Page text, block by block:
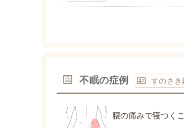
不眠の症例 すのさ
腰の痛みで寝つく